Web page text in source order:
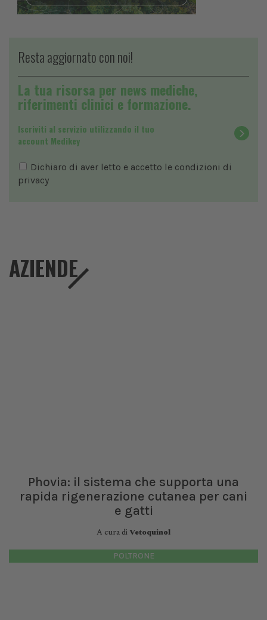
Resta aggiornato con noi!
La tua risorsa per news mediche,
riferimenti clinici e formazione.
Iscriviti al servizio utilizzando il tuo
account Medikey
Dichiaro di aver letto e accetto le condizioni di
privacy
AZIENDE
Phovia: il sistema che supporta una
rapida rigenerazione cutanea per cani
e gatti
A cura diVetoquinol
POLTRONE